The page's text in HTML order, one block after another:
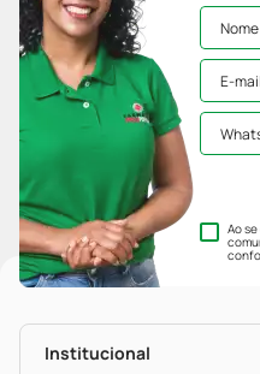
Ao
Institucional